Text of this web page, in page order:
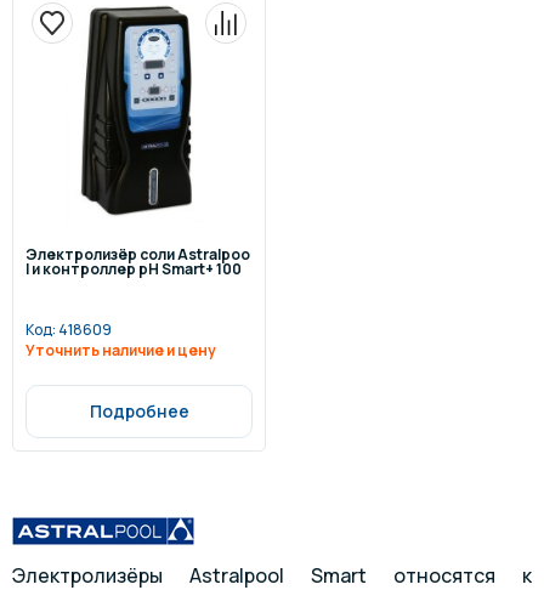
Электролизёр соли Astralpoo
l и контроллер pH Smart+ 100
Код: 418609
Уточнить наличие и цену
Подробнее
Электролизёры Astralpool Smart относятся к